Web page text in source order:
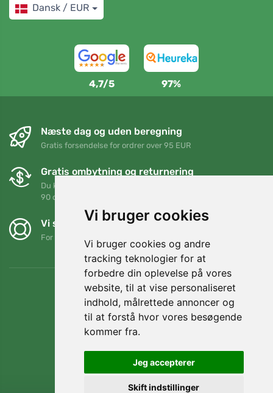
Vi bruger cookies
Vi bruger cookies og andre
tracking teknologier for at
forbedre din oplevelse på vores
website, til at vise personaliseret
indhold, målrettede annoncer og
til at forstå hvor vores besøgende
kommer fra.
Jeg accepterer
Skift indstillinger
Dansk / EUR
4,7/5 97%
Næste dag og uden beregning
Gratis forsendelse for ordrer over 95 EUR
Gratis ombytning og returnering
Du kan returnere eller bytte din ordre når som helst inden for
90 dage
Vi støtter Trees.org
For hver ordre planter vi et træ! Læs mere